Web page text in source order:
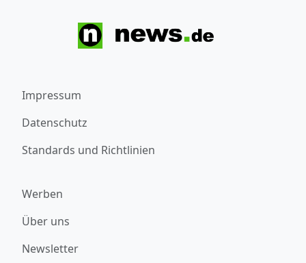
Impressum
Datenschutz
Standards und Richtlinien
Werben
Über uns
Newsletter